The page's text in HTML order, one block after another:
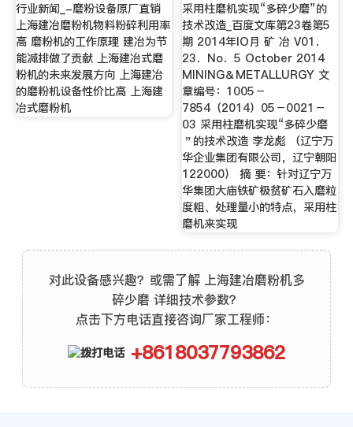
行业新闻_-磨粉设备原厂直销
上海建冶磨粉机物料粉碎利用率
高 磨粉机的工作原理 建冶为节
能减排做了贡献 上海建冶式磨
粉机的未来发展方向 上海建冶
的磨粉机设备性价比高 上海建
冶式磨粉机
采用柱磨机实现“多碎少磨”的
技术改造_百度文库第23卷第5
期 2014年lO月 矿 冶 V01．
23．No．5 October 2014
MINING＆METALLURGY 文
章编号：1005－
7854（2014）05－0021－
03 采用柱磨机实现“多碎少磨
＂的技术改造 李龙彪 （辽宁万
华企业集团有限公司，辽宁朝阳
122000） 摘 要：针对辽宁万
华集团大庙铁矿极贫矿石入磨粒
度粗、处理量小的特点，采用柱
磨机来实现
对此设备感兴趣？或需了解 上海建冶磨粉机多
碎少磨 详细技术参数？
点击下方电话直接咨询厂家工程师：
+8618037793862